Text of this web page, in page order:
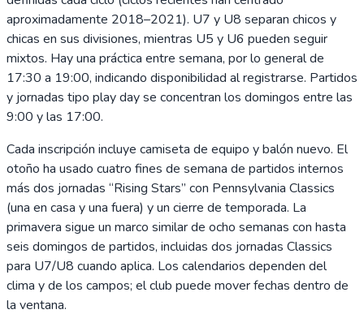
aproximadamente 2018–2021). U7 y U8 separan chicos y
chicas en sus divisiones, mientras U5 y U6 pueden seguir
mixtos. Hay una práctica entre semana, por lo general de
17:30 a 19:00, indicando disponibilidad al registrarse. Partidos
y jornadas tipo play day se concentran los domingos entre las
9:00 y las 17:00.
Cada inscripción incluye camiseta de equipo y balón nuevo. El
otoño ha usado cuatro fines de semana de partidos internos
más dos jornadas “Rising Stars” con Pennsylvania Classics
(una en casa y una fuera) y un cierre de temporada. La
primavera sigue un marco similar de ocho semanas con hasta
seis domingos de partidos, incluidas dos jornadas Classics
para U7/U8 cuando aplica. Los calendarios dependen del
clima y de los campos; el club puede mover fechas dentro de
la ventana.